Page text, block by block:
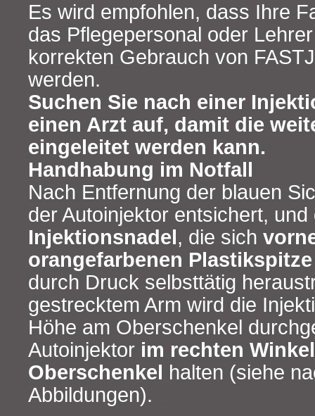
Es wird empfohlen, dass Ihre
das Pflegepersonal oder
korrekten Gebrauch von
werden.
Suchen Sie nach einer
einen Arzt auf, damit die
eingeleitet werden kann.
Handhabung im Notfall
Nach Entfernung der blauen
der Autoinjektor entsichert, und
Injektionsnadel , die sich
orangefarbenen Plastikspitze
durch Druck selbsttätig
gestrecktem Arm wird die
Höhe am Oberschenkel
Autoinjektor im rechten
Oberschenkel
halten (siehe
Abbildungen).